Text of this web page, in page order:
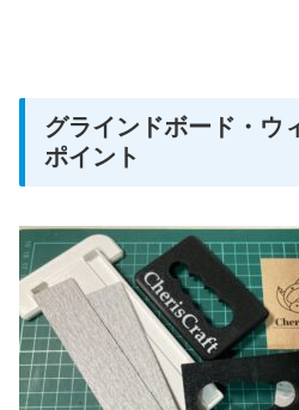
グラインドボード・ウ
ポイント